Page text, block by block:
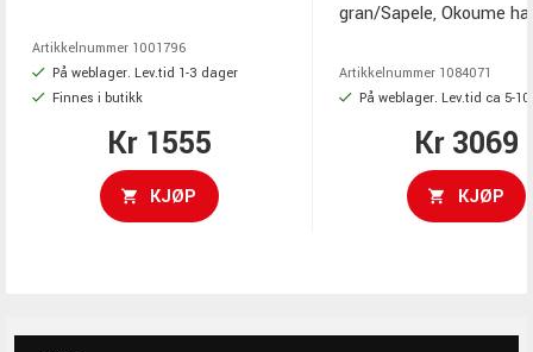
fullstørrelse 4/4, Yamaha CG-
form, Natural, granlokk, meranti i
sider og bunn
Artikkelnummer 1001796
På weblager. Lev.tid 1-3 dager
Finnes i butikk
Kr 1555
KJØP
gran/Sapele, Okoume
46 mm sadel, Ibanez
Saddle pickup, AEQ-2T
Artikkelnummer 1084071
På weblager. Lev.tid ca 5-
Kr 3069
KJØP